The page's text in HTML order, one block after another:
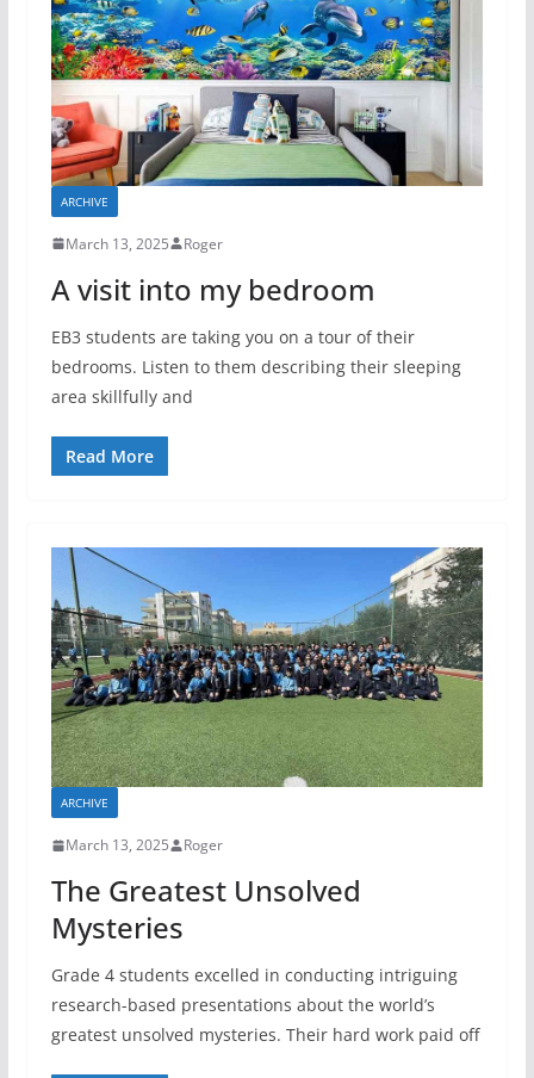
ARCHIVE
March 13, 2025 Roger
A visit into my bedroom
EB3 students are taking you on a tour of their
bedrooms. Listen to them describing their sleeping
area skillfully and
Read More
ARCHIVE
March 13, 2025 Roger
The Greatest Unsolved
Mysteries
Grade 4 students excelled in conducting intriguing
research-based presentations about the world’s
greatest unsolved mysteries. Their hard work paid off